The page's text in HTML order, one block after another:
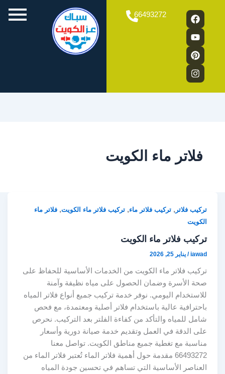
F
a
c
e
b
o
o
k
Y
o
u
t
u
b
e
P
i
n
t
e
r
e
s
I
n
s
t
a
g
r
a
66493272
فلاتر ماء الكويت
تركيب فلاتر ,تركيب فلاتر ماء,تركيب فلاتر ماء الكويت,فلاتر ماء
الكويت
تركيب فلاتر ماء الكويت
iawad
/يناير 25, 2026
تركيب فلاتر ماء الكويت من الخدمات الأساسية للحفاظ على
صحة الأسرة وضمان الحصول على مياه نظيفة وآمنة
للاستخدام اليومي. نوفر خدمة تركيب جميع أنواع فلاتر المياه
باحترافية عالية باستخدام فلاتر أصلية ومعتمدة، مع فحص
شامل للمياه والتأكد من كفاءة الفلتر بعد التركيب. نحرص
على الدقة في العمل وتقديم خدمة صيانة دورية وأسعار
مناسبة مع تغطية جميع مناطق الكويت. تواصل معنا
66493272 مقدمة حول أهمية فلاتر الماء تُعتبر فلاتر الماء من
العناصر الأساسية التي تساهم في تحسين جودة المياه